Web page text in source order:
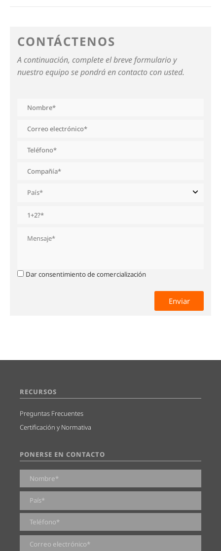
CONTÁCTENOS
A continuación, complete el breve formulario y
nuestro equipo se pondrá en contacto con usted.
Dar consentimiento de comercialización
RECURSOS
Preguntas Frecuentes
Certificación y Normativa
PONERSE EN CONTACTO
0 de 2000 caracteres máximos